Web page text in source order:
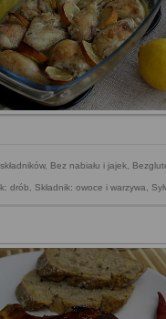
, Bez nabiału i jajek,
drób, Składnik: owoce i warzywa,